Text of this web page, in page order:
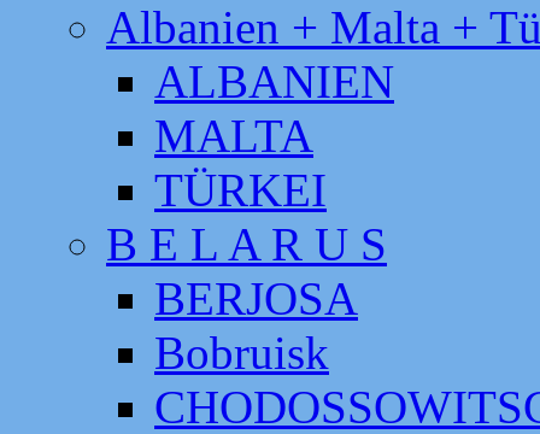
Albanien + Malta +
ALBANIEN
MALTA
TÜRKEI
B E L A R U S
BERJOSA
Bobruisk